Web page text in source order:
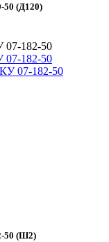
50 (Д120)
07-182-50
07-182-50
50 (Ш2)